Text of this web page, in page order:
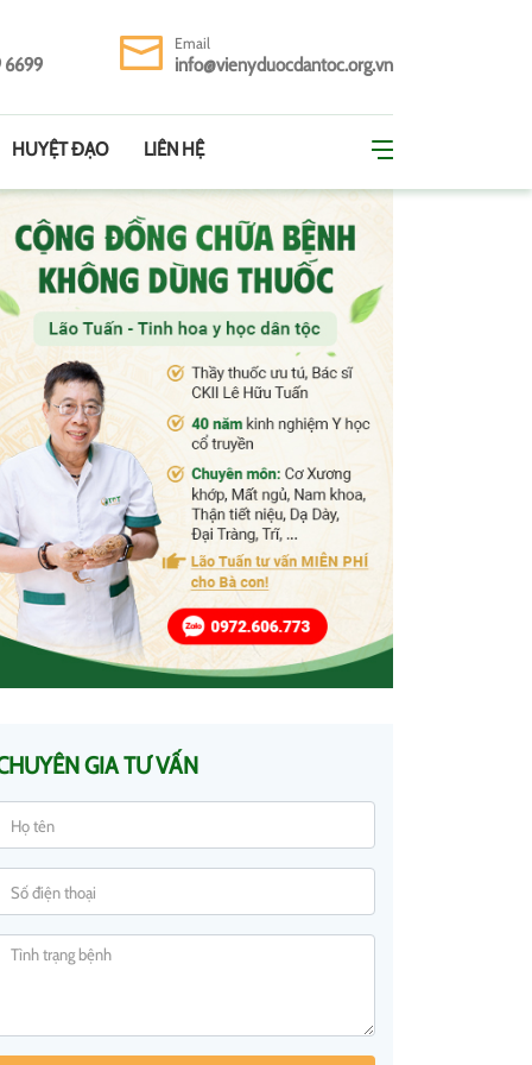
6699
Email
info@vienyduocdantoc.org.vn
HUYỆT ĐẠO LIÊN HỆ
GIA TƯ VẤN